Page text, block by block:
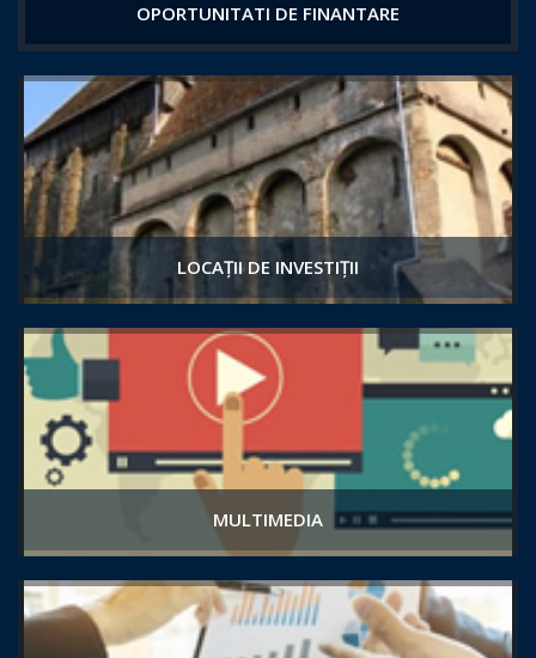
OPORTUNITATI DE FINANTARE
LOCAȚII DE INVESTIȚII
MULTIMEDIA